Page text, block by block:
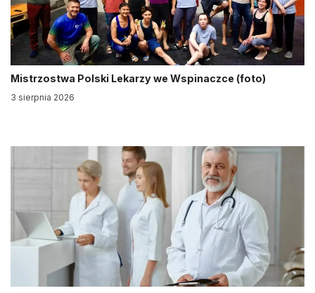
Mistrzostwa Polski Lekarzy we Wspinaczce (foto)
3 sierpnia 2026